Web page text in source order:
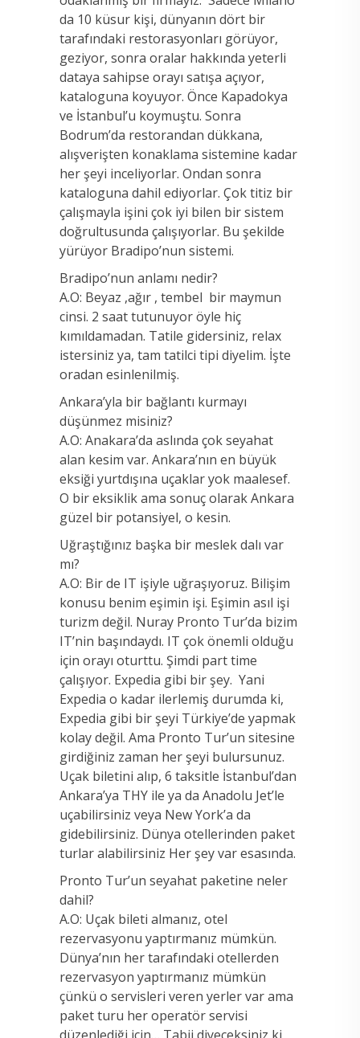
da 10 küsur kişi, dünyanın dört bir
tarafındaki restorasyonları görüyor,
geziyor, sonra oralar hakkında yeterli
dataya sahipse orayı satışa açıyor,
kataloguna koyuyor. Önce Kapadokya
ve İstanbul’u koymuştu. Sonra
Bodrum’da restorandan dükkana,
alışverişten konaklama sistemine kadar
her şeyi inceliyorlar. Ondan sonra
kataloguna dahil ediyorlar. Çok titiz bir
çalışmayla işini çok iyi bilen bir sistem
doğrultusunda çalışıyorlar. Bu şekilde
yürüyor Bradipo’nun sistemi.
Bradipo’nun anlamı nedir?
A.O: Beyaz ,ağır , tembel bir maymun
cinsi. 2 saat tutunuyor öyle hiç
kımıldamadan. Tatile gidersiniz, relax
istersiniz ya, tam tatilci tipi diyelim. İşte
oradan esinlenilmiş.
Ankara’yla bir bağlantı kurmayı
düşünmez misiniz?
A.O: Anakara’da aslında çok seyahat
alan kesim var. Ankara’nın en büyük
eksiği yurtdışına uçaklar yok maalesef.
O bir eksiklik ama sonuç olarak Ankara
güzel bir potansiyel, o kesin.
Uğraştığınız başka bir meslek dalı var
mı?
A.O: Bir de IT işiyle uğraşıyoruz. Bilişim
konusu benim eşimin işi. Eşimin asıl işi
turizm değil. Nuray Pronto Tur’da bizim
IT’nin başındaydı. IT çok önemli olduğu
için orayı oturttu. Şimdi part time
çalışıyor. Expedia gibi bir şey. Yani
Expedia o kadar ilerlemiş durumda ki,
Expedia gibi bir şeyi Türkiye’de yapmak
kolay değil. Ama Pronto Tur’un sitesine
girdiğiniz zaman her şeyi bulursunuz.
Uçak biletini alıp, 6 taksitle İstanbul’dan
Ankara’ya THY ile ya da Anadolu Jet’le
uçabilirsiniz veya New York’a da
gidebilirsiniz. Dünya otellerinden paket
turlar alabilirsiniz Her şey var esasında.
Pronto Tur’un seyahat paketine neler
dahil?
A.O: Uçak bileti almanız, otel
rezervasyonu yaptırmanız mümkün.
Dünya’nın her tarafındaki otellerden
rezervasyon yaptırmanız mümkün
çünkü o servisleri veren yerler var ama
paket turu her operatör servisi